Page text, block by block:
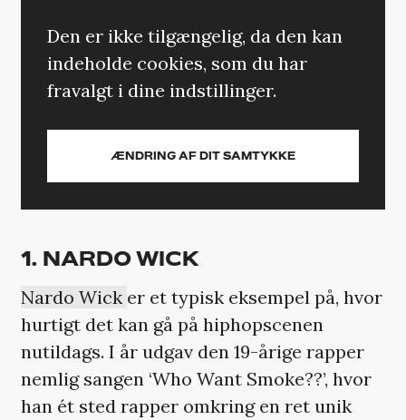
Den er ikke tilgængelig, da den kan
indeholde cookies, som du har
fravalgt i dine indstillinger.
ÆNDRING AF DIT SAMTYKKE
1. NARDO WICK
Nardo Wick er et typisk eksempel på, hvor
hurtigt det kan gå på hiphopscenen
nutildags. I år udgav den 19-årige rapper
nemlig sangen ‘Who Want Smoke??’, hvor
han ét sted rapper omkring en ret unik